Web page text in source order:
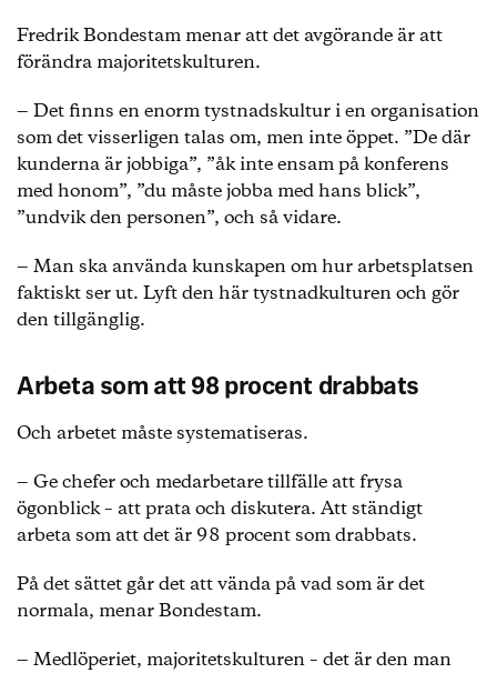
Fredrik Bondestam menar att det avgörande är att
förändra majoritetskulturen.
‒ Det finns en enorm tystnadskultur i en organisation
som det visserligen talas om, men inte öppet. ”De där
kunderna är jobbiga”, ”åk inte ensam på konferens
med honom”, ”du måste jobba med hans blick”,
”undvik den personen”, och så vidare.
‒ Man ska använda kunskapen om hur arbetsplatsen
faktiskt ser ut. Lyft den här tystnadkulturen och gör
den tillgänglig.
Arbeta som att 98 procent drabbats
Och arbetet måste systematiseras.
‒ Ge chefer och medarbetare tillfälle att frysa
ögonblick – att prata och diskutera. Att ständigt
arbeta som att det är 98 procent som drabbats.
På det sättet går det att vända på vad som är det
normala, menar Bondestam.
‒ Medlöperiet, majoritetskulturen – det är den man